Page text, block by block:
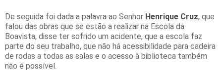
De seguida foi dada a palavra ao Senhor Henrique Cruz, que
falou das obras que se estão a realizar na Escola da
Boavista, disse ter sofrido um acidente, que a escola faz
parte do seu trabalho, que não há acessibilidade para cadeira
de rodas a todas as salas e o acesso à biblioteca também
não é possível.